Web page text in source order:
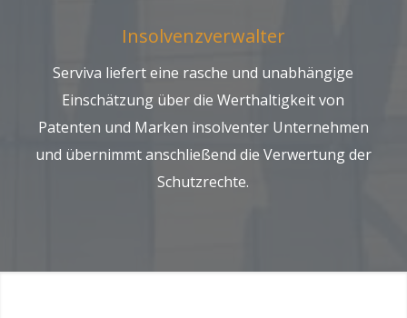
Insolvenzverwalter
Serviva liefert eine rasche und unabhängige
Einschätzung über die Werthaltigkeit von
Patenten und Marken insolventer Unternehmen
und übernimmt anschließend die Verwertung der
Schutzrechte.